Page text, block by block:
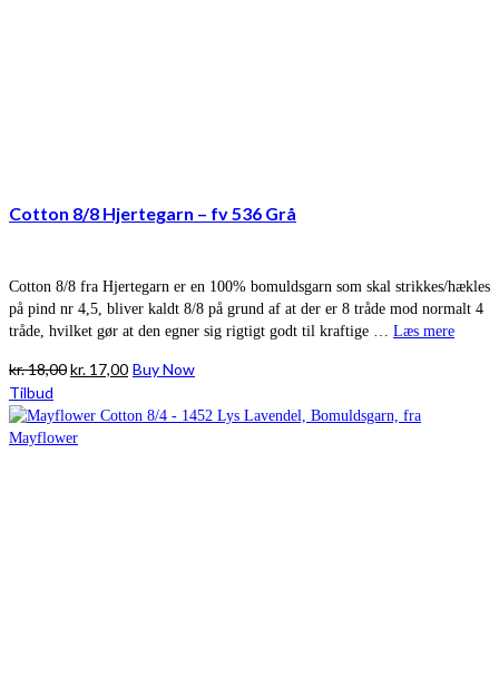
Cotton 8/8 Hjertegarn – fv 536 Grå
Cotton 8/8 fra Hjertegarn er en 100% bomuldsgarn som skal strikkes/hækles
på pind nr 4,5, bliver kaldt 8/8 på grund af at der er 8 tråde mod normalt 4
tråde, hvilket gør at den egner sig rigtigt godt til kraftige … Læs mere
kr.18,00Den
pris
var:
kr. 17,00Den
pris
Buy Now
Tilbud